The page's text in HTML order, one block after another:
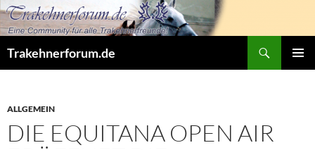
Zum
Inhalt
Trakehnerforum.de
ALLGEMEIN
DIE EQUITANA OPEN AIR